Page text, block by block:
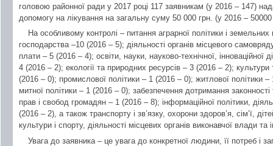
головою районної ради у 2017 році 117 заявникам (у 2016 – 147)
допомогу на лікування на загальну суму 50 000 грн. (у 2016 –
На особливому контролі – питання аграрної політики і
господарства –10 (2016 – 5); діяльності органів місцевого
плати – 5 (2016 – 4); освіти, науки, науково-технічної, інноваційної
4 (2016 – 2); екології та природних ресурсів – 3 (2016 – 2);
(2016 – 0); промислової політики – 1 (2016 – 0); житлової політики
митної політики – 1 (2016 – 0); забезпечення дотримання законності
прав і свобод громадян – 1 (2016 – 8); інформаційної політики,
(2016 – 2), а також транспорту і зв’язку, охорони здоров’я, сім’ї,
культури і спорту, діяльності місцевих органів виконавчої влади та
Увага до заявника – це увага до конкретної людини, її потреб і